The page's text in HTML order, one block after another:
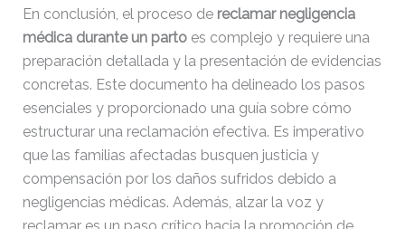
En conclusión, el proceso de reclamar negligencia
médica durante un partoes complejo y requiere una
preparación detallada y la presentación de evidencias
concretas. Este documento ha delineado los pasos
esenciales y proporcionado una guía sobre cómo
estructurar una reclamación efectiva. Es imperativo
que las familias afectadas busquen justicia y
compensación por los daños sufridos debido a
negligencias médicas. Además, alzar la voz y